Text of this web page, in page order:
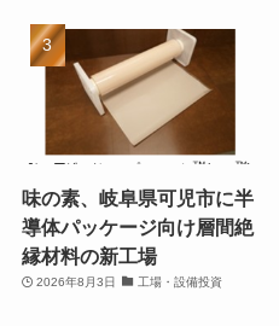
味の素、岐阜県可児市に半
導体パッケージ向け層間絶
縁材料の新工場
2026年8月3日 工場・設備投資